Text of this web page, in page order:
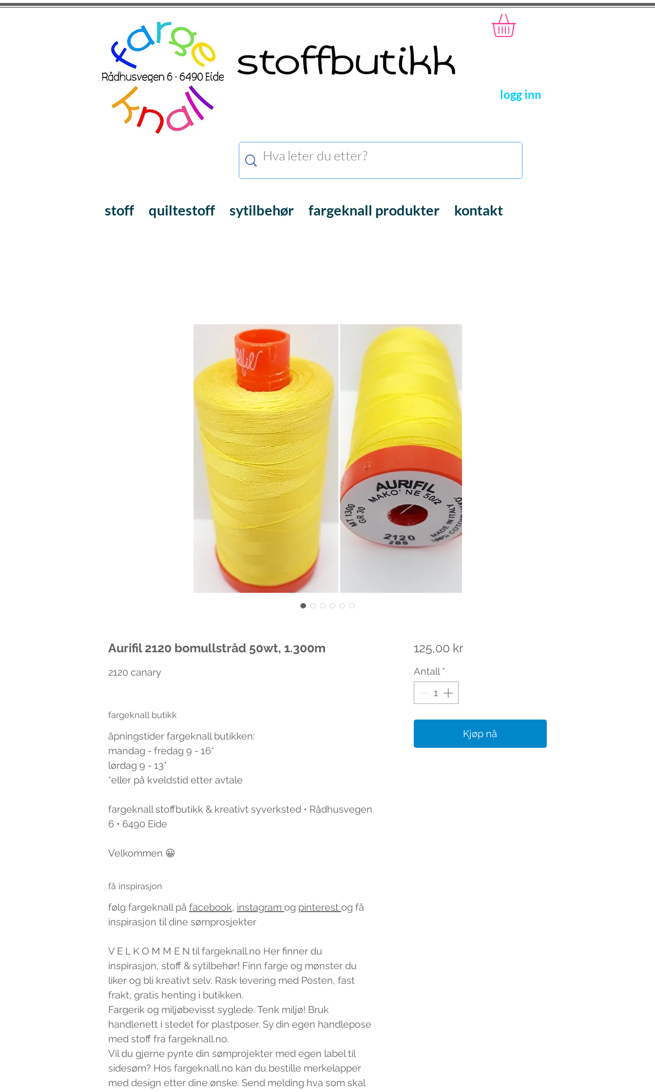
logg inn
stoff quiltestoff sytilbehør fargeknall produkter kontakt
Aurifil 2120 bomullstråd 50wt, 1.300m
2120 canary
fargeknall butikk
åpningstider fargeknall butikken:
mandag - fredag 9 - 16*
lørdag 9 - 13*
*eller på kveldstid etter avtale
fargeknall stoffbutikk & kreativt syverksted • Rådhusvegen
6 • 6490 Eide
Velkommen 😀
få inspirasjon
følg fargeknall på facebook, instagram og pinterest og få
inspirasjon til dine sømprosjekter
V E L K O M M E N til fargeknall.no Her finner du
inspirasjon, stoff & sytilbehør! Finn farge og mønster du
liker og bli kreativt selv. Rask levering med Posten, fast
frakt, gratis henting i butikken.
Fargerik og miljøbevisst syglede. Tenk miljø! Bruk
handlenett i stedet for plastposer. Sy din egen handlepose
med stoff fra fargeknall.no.
Vil du gjerne pynte din sømprojekter med egen label til
sidesøm? Hos fargeknall.no kan du bestille merkelapper
med design etter dine ønske. Send melding hva som skal
125,00 krPris
Antall *
Kjøp nå